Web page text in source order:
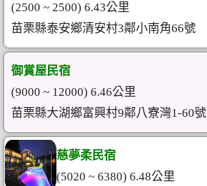
(2500 ~ 2500) 6.43公里
苗栗縣泰安鄉清安村3鄰小南角66號
御賞屋民宿
(9000 ~ 12000) 6.46公里
苗栗縣大湖鄉富興村9鄰八寮灣1-60號
慈夢柔民宿
(5020 ~ 6380) 6.48公里